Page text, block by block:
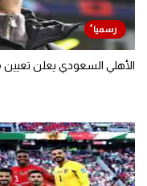
الأهلي السعودي يعلن